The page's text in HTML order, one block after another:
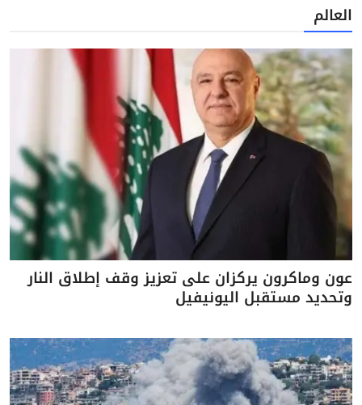
العالم
عون وماكرون يركزان على تعزيز وقف إطلاق النار
وتحديد مستقبل اليونيفيل